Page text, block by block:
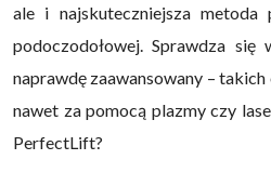
ale i najskuteczniejsza
podoczodołowej. Sprawdza
naprawdę zaawansowany –
nawet za pomocą plazmy czy
PerfectLift?